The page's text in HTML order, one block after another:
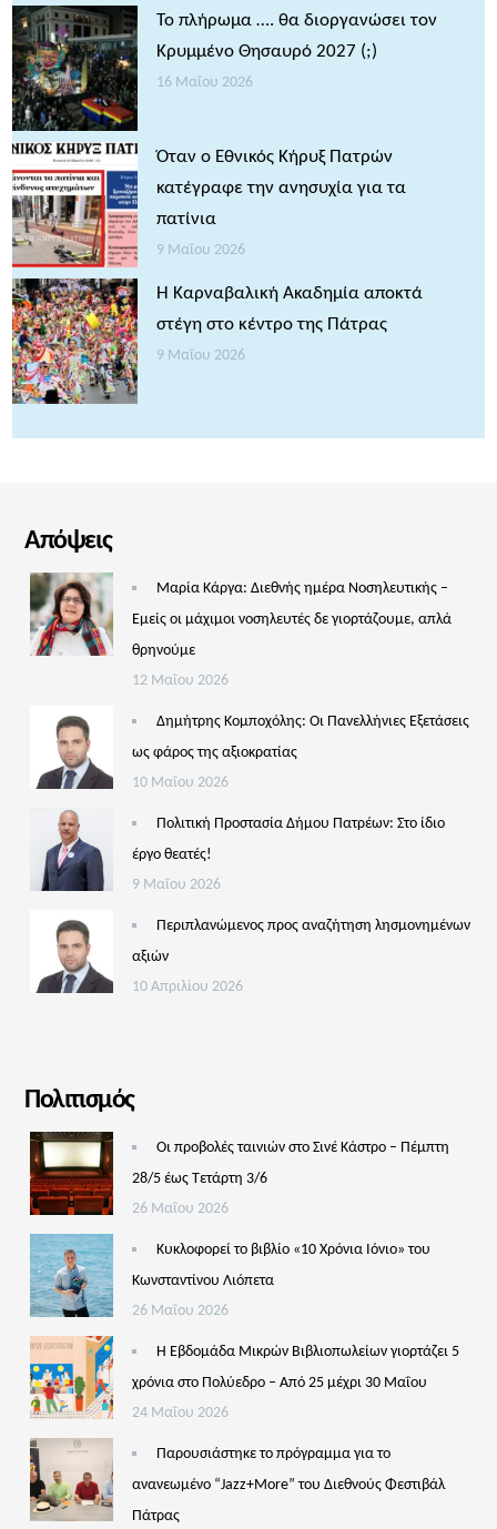
Το πλήρωμα …. θα διοργανώσει τον
Κρυμμένο Θησαυρό 2027 (;)
16 Μαΐου 2026
Όταν ο Εθνικός Κήρυξ Πατρών
κατέγραφε την ανησυχία για τα
πατίνια
9 Μαΐου 2026
Η Καρναβαλική Ακαδημία αποκτά
στέγη στο κέντρο της Πάτρας
9 Μαΐου 2026
Απόψεις
Μαρία Κάργα: Διεθνής ημέρα Νοσηλευτικής –
Εμείς οι μάχιμοι νοσηλευτές δε γιορτάζουμε, απλά
θρηνούμε
12 Μαΐου 2026
Δημήτρης Κομποχόλης: Οι Πανελλήνιες Εξετάσεις
ως φάρος της αξιοκρατίας
10 Μαΐου 2026
Πολιτική Προστασία Δήμου Πατρέων: Στο ίδιο
έργο θεατές!
9 Μαΐου 2026
Περιπλανώμενος προς αναζήτηση λησμονημένων
αξιών
10 Απριλίου 2026
Πολιτισμός
Οι προβολές ταινιών στο Σινέ Κάστρο – Πέμπτη
28/5 έως Τετάρτη 3/6
26 Μαΐου 2026
Κυκλοφορεί το βιβλίο «10 Χρόνια Ιόνιο» του
Κωνσταντίνου Λιόπετα
26 Μαΐου 2026
Η Εβδομάδα Μικρών Βιβλιοπωλείων γιορτάζει 5
χρόνια στο Πολύεδρο – Από 25 μέχρι 30 Μαΐου
24 Μαΐου 2026
Παρουσιάστηκε το πρόγραμμα για το
ανανεωμένο “Jazz+More” του Διεθνούς Φεστιβάλ
Πάτρας